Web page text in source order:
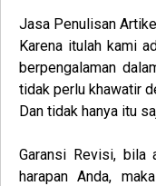
Jasa Penulisan
Karena itulah kami
berpengalaman
tidak perlu khawatir
Dan tidak hanya itu
Garansi Revisi, bila
harapan Anda,